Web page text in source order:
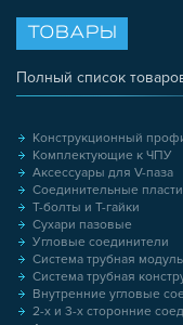
ТОВАРЫ
Полный список
Конструкционный
Комплектующие к ЧПУ
Аксессуары для V-паза
Соединительные
Т-болты и Т-гайки
Сухари пазовые
Угловые соединители
Система трубная
Система трубная
Внутренние угловые
2-х и 3-х сторонние